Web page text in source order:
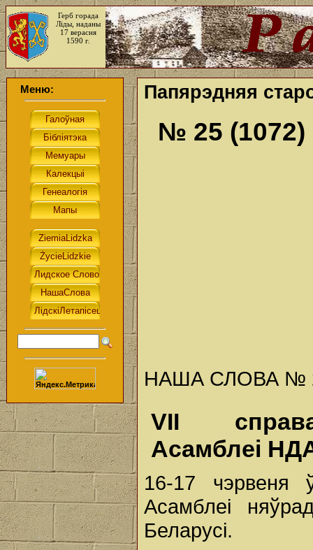
Герб горада
Ліды, наданы
17 верасня
1590 г.
Меню: Папярэдняя
№ 25 (1072)
НАША СЛОВА №
VII
Асамблеі
16-17 чэрвеня
Асамблеі
Беларусі.